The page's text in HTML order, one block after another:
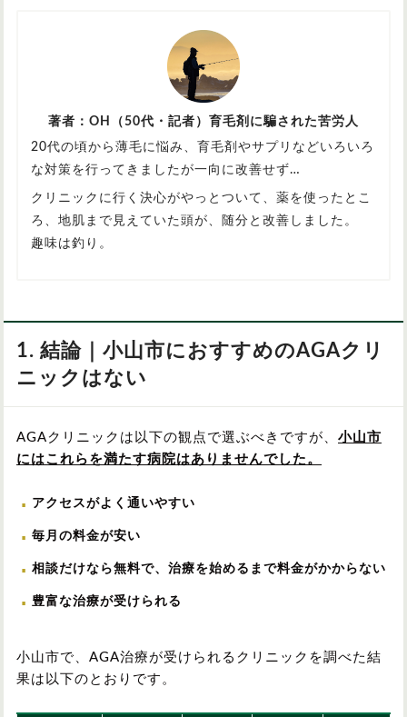
著者：OH（50代・記者）育毛剤に騙された苦労人
20代の頃から薄毛に悩み、育毛剤やサプリなどいろいろ
な対策を行ってきましたが一向に改善せず…
クリニックに行く決心がやっとついて、薬を使ったとこ
ろ、地肌まで見えていた頭が、随分と改善しました。
趣味は釣り。
1. 結論｜小山市におすすめのAGAクリ
ニックはない
AGAクリニックは以下の観点で選ぶべきですが、 小山市
にはこれらを満たす病院はありませんでした。
アクセスがよく通いやすい
毎月の料金が安い
相談だけなら無料で、治療を始めるまで料金がかからない
豊富な治療が受けられる
小山市で、AGA治療が受けられるクリニックを調べた結
果は以下のとおりです。